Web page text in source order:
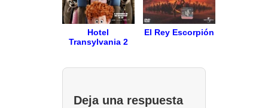
Hotel
Transylvania 2
El Rey Escorpión
Deja una respuesta